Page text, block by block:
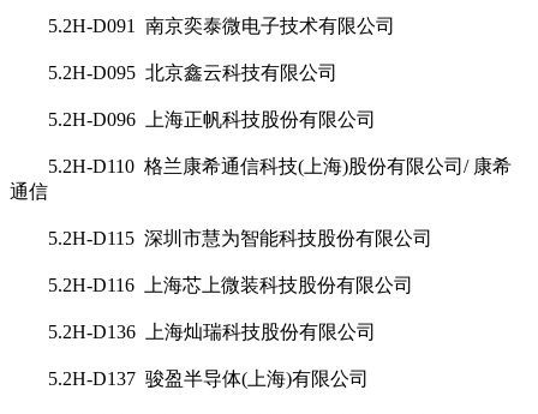
5.2H-D091 南京奕泰微电子技术有限公司
5.2H-D095 北京鑫云科技有限公司
5.2H-D096 上海正帆科技股份有限公司
5.2H-D110 格兰康希通信科技(上海)股份有限公司/ 康希
通信
5.2H-D115 深圳市慧为智能科技股份有限公司
5.2H-D116 上海芯上微装科技股份有限公司
5.2H-D136 上海灿瑞科技股份有限公司
5.2H-D137 骏盈半导体(上海)有限公司